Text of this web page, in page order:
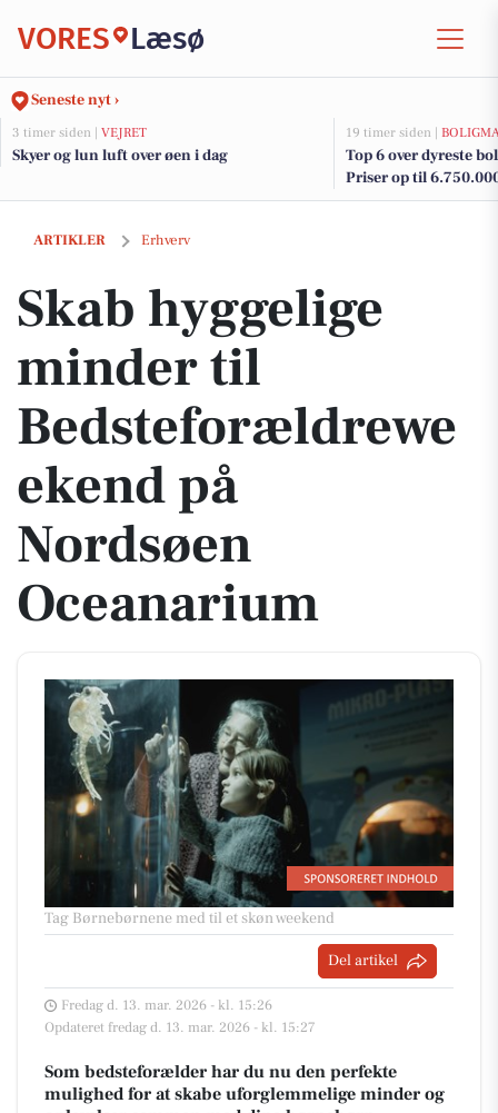
VORES Læsø
Seneste nyt ›
3 timer siden | VEJRET
Skyer og lun luft over øen i dag
19 timer siden |
Top 6 over dyreste
Priser op til
ARTIKLER Erhverv
Skab hyggelige minder til Bedsteforældreweekend på Nordsøen
Skab hyggelige
minder til
Bedsteforældrewe
ekend på
Nordsøen
Oceanarium
Tag Børnebørnene med til et skøn weekend
Del artikel
Fredag d. 13. mar. 2026 - kl. 15:26
Opdateret fredag d. 13. mar. 2026 - kl. 15:27
Som bedsteforælder har du nu den perfekte
mulighed for at skabe uforglemmelige minder og